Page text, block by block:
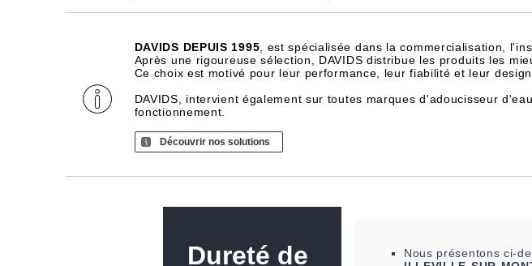
DAVIDS DEPUIS 1995 , est spécialisée dans la commercialisation,
Après une rigoureuse sélection, DAVIDS distribue les produits les
Ce choix est motivé pour leur performance, leur fiabilité et leur design.
DAVIDS, intervient également sur toutes marques d'adoucisseur
fonctionnement.
Découvrir nos solutions
Dureté de
Nous présentons ci-